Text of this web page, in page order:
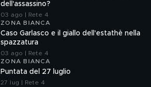
dell'assassino?
03 ago | Rete 4
ZONA BIANCA
Caso Garlasco e il giallo dell'estathè nella
spazzatura
03 ago | Rete 4
ZONA BIANCA
Puntata del 27 luglio
27 lug | Rete 4